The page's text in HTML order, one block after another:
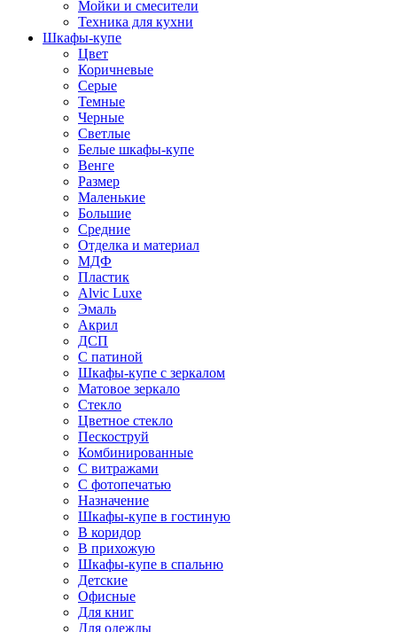
Мойки и смесители
Техника для кухни
Шкафы-купе
Цвет
Коричневые
Серые
Темные
Черные
Светлые
Белые шкафы-купе
Венге
Размер
Маленькие
Большие
Средние
Отделка и материал
МДФ
Пластик
Alvic Luxe
Эмаль
Акрил
ДСП
С патиной
Шкафы-купе с зеркалом
Матовое зеркало
Стекло
Цветное стекло
Пескоструй
Комбинированные
С витражами
С фотопечатью
Назначение
Шкафы-купе в гостиную
В коридор
В прихожую
Шкафы-купе в спальню
Детские
Офисные
Для книг
Для одежды